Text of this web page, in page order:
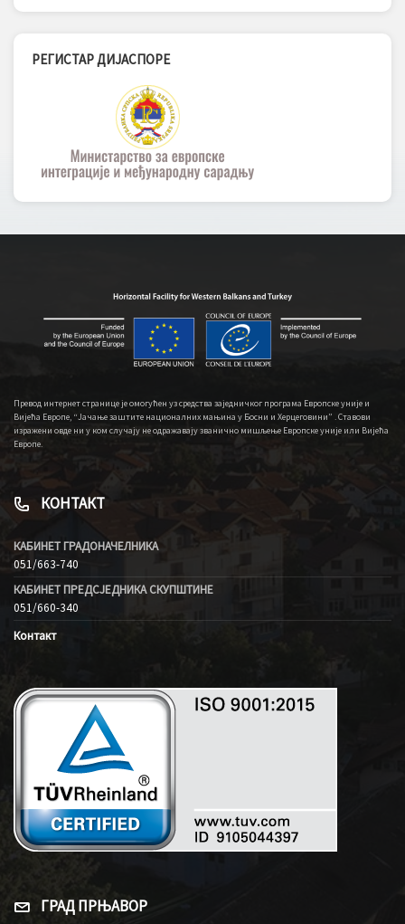
РЕГИСТАР ДИЈАСПОРЕ
Превод интернет странице је омогућен уз средства заједничког програма Европске уније и
Вијећа Европе, “Јачање заштите националних мањина у Босни и Херцеговини” . Ставови
изражени овде ни у ком случају не одражавају званично мишљење Европске уније или Вијећа
Европе.
КОНТАКТ
КАБИНЕТ ГРАДОНАЧЕЛНИКА
051/663-740
КАБИНЕТ ПРЕДСЈЕДНИКА СКУПШТИНЕ
051/660-340
Контакт
ГРАД ПРЊАВОР